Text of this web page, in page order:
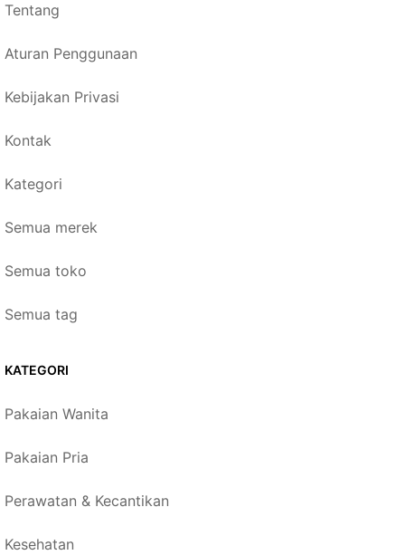
Tentang
Aturan Penggunaan
Kebijakan Privasi
Kontak
Kategori
Semua merek
Semua toko
Semua tag
KATEGORI
Pakaian Wanita
Pakaian Pria
Perawatan & Kecantikan
Kesehatan